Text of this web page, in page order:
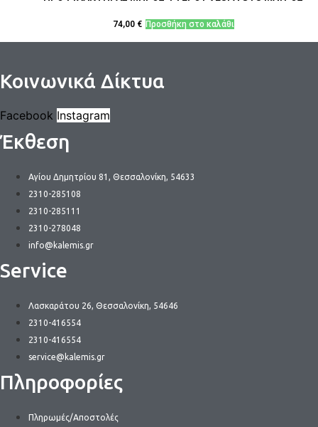
74,00 € Προσθήκη στο καλάθι
Κοινωνικά Δίκτυα
Facebook Instagram
Έκθεση
Αγίου Δημητρίου 81, Θεσσαλονίκη, 54633
2310-285108
2310-285111
2310-278048
info@kalemis.gr
Service
Λασκαράτου 26, Θεσσαλονίκη, 54646
2310-416554
2310-416554
service@kalemis.gr
Πληροφορίες
Πληρωμές/Αποστολές